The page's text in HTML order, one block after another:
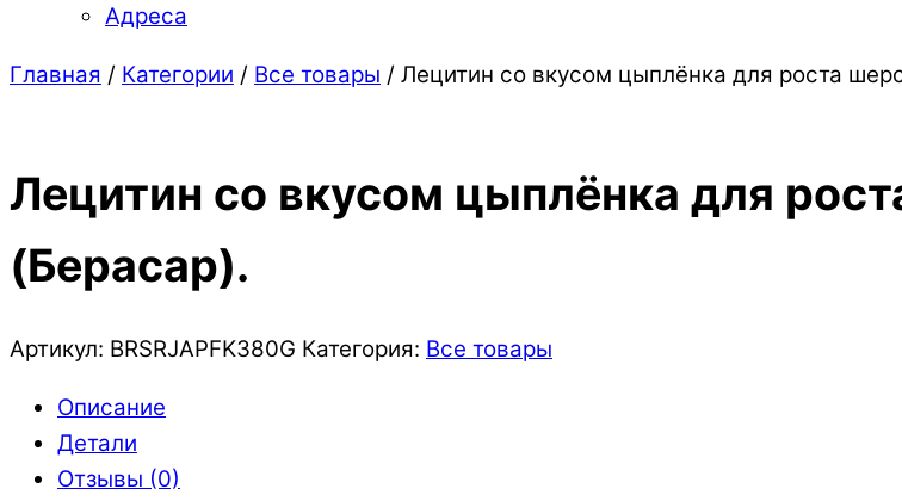
Адреса
Close
Close
Главная / Категории / Все товары / Лецитин со вкусом цыплёнка для роста
Лецитин со вкусом цыплёнка для
(Берасар).
Артикул: BRSRJAPFK380G Категория: Все товары
Описание
Детали
Отзывы (0)